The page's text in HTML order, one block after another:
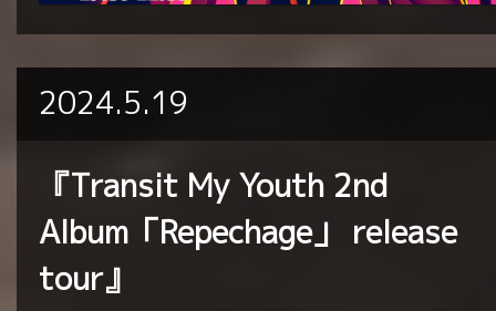
2024.5.19
『Transit My Youth 2nd
Album「Repechage」 release
tour』